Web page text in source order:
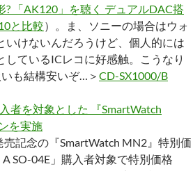
「AK120」を聴く デュアルDAC搭
と比較）。ま、ソニーの場合はウォ
いけないんだろうけど、個人的には
しているICレコに好感触。こうなり
も結構安いぞ…＞ CD-SX1000/B
者を対象とした 『SmartWatch
を実施
記念の『SmartWatch MN2』特別価
SO-04E」購入者対象で特別価格